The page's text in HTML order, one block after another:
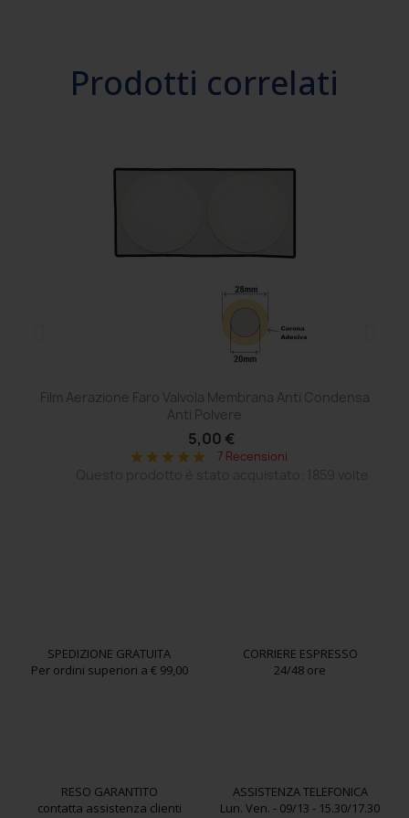
Prodotti correlati
Film Aerazione Faro Valvola Membrana Anti Condensa
Anti Polvere
5,00 €
star star star star star 7 Recensioni
SPEDIZIONE GRATUITA
Per ordini superiori a € 99,00
CORRIERE ESPRESSO
24/48 ore
RESO GARANTITO
contatta assistenza clienti
ASSISTENZA TELEFONICA
Lun. Ven. - 09/13 - 15.30/17.30